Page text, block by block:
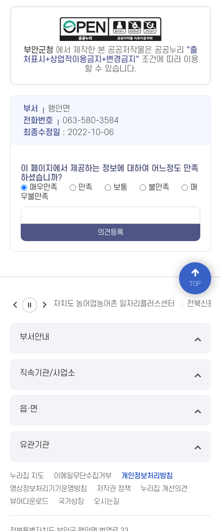
부안군청 에서 제작한 본 공공저작물은 공공누리
출
처표시+상업적이용금지+변경금지
조건에 따라 이용
할 수 있습니다.
부서
행안면
전화번호
063-580-3584
최종수정일 : 2022-10-06
이 페이지에서 제공하는 정보에 대하여 어느정도 만족
하셨습니까?
매우만족
만족 보통 불만족
매
우불만족
전북특별자치도 농어업농어촌 일자리플러스센터 전북신용
부서안내
직속기관/사업소
읍·면
유관기관
누리집 지도 이메일무단수집거부
개인정보처리방침
영상정보처리기기운영방침
저작권 정책
누리집 개선의견
뷰어다운로드
국가상징 오시는길
TOP